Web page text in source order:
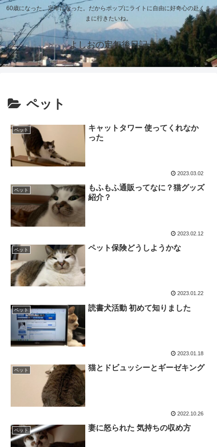
60歳になった、定年になった。だからポップにライトに自由に好奇心の赴くま
まに行きたいね。
よしおの定年後日記
ペット
ペット
キャットタワー 使ってくれなか
った
2023.03.02
ペット
もふもふ通販ってなに？猫グッズ
紹介？
2023.02.12
ペット ペット保険どうしようかな
2023.01.22
ペット 読書犬活動 初めて知りました
2023.01.18
ペット 猫とドビュッシーとギーゼキング
2022.10.26
ペット 妻に怒られた 気持ちの収め方